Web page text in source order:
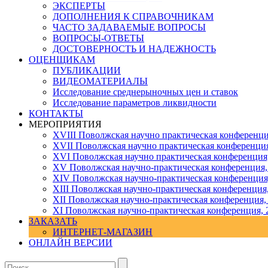
ЭКСПЕРТЫ
ДОПОЛНЕНИЯ К СПРАВОЧНИКАМ
ЧАСТО ЗАДАВАЕМЫЕ ВОПРОСЫ
ВОПРОСЫ-ОТВЕТЫ
ДОСТОВЕРНОСТЬ И НАДЕЖНОСТЬ
ОЦЕНЩИКАМ
ПУБЛИКАЦИИ
ВИДЕОМАТЕРИАЛЫ
Исследование среднерыночных цен и ставок
Исследование параметров ликвидности
КОНТАКТЫ
МЕРОПРИЯТИЯ
XVIII Поволжская научно практическая
XVII Поволжская научно практическая
XVI Поволжская научно практическая
ХV Поволжская научно-практическая
ХIV Поволжская научно-практическая
ХIII Поволжская научно-практическая
ХII Поволжская научно-практическая конференция,
XI Поволжская научно-практическая конференция,
ЗАКАЗАТЬ
ИНТЕРНЕТ-МАГАЗИН
ОНЛАЙН ВЕРСИИ